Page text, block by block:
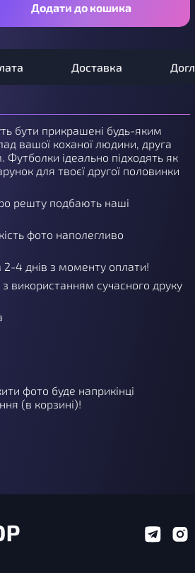
Додати до кошика
Доставка
бути прикрашені будь-яким
вашої коханої людини, друга
ідеально підходять як
для твоєї другої половинки
решту подбають наші
фото наполегливо
4 днів з моменту оплати!
використанням сучасного друку
фото буде наприкінці
(в корзині)!